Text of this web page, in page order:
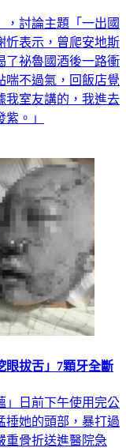
，討論主題「一出國
忻表示，曾爬安地斯
了祕魯國酒後一路衝
喘不過氣，回飯店覺
我室友講的，我進去
。」
眼拔舌」7顆牙全斷
」日前下午使用完公
捶她的頭部，暴打過
重骨折送進醫院急